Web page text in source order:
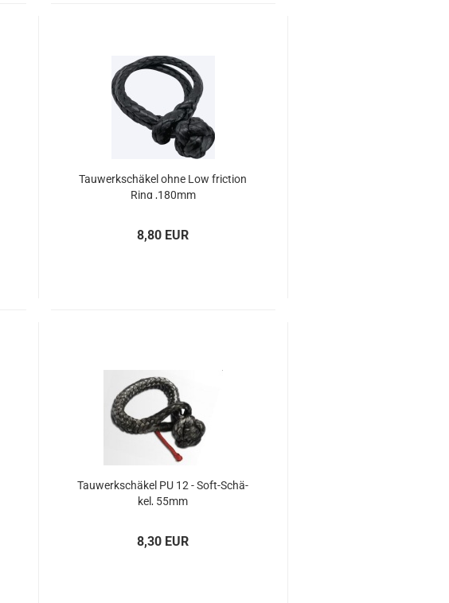
Tau­werk­schä­kel ohne Low fric­tion
Ring ,180mm
8,80 EUR
Tau­werk­schä­kel PU 12 - Soft-​Schä­
kel, 55mm
8,30 EUR